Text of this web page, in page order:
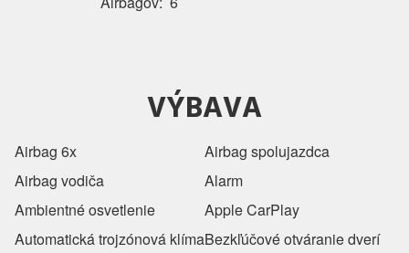
VÝBAVA
Airbag 6x
Airbag spolujazdca
Airbag vodiča
Alarm
Ambientné osvetlenie
Apple CarPlay
Automatická trojzónová klímaBezkľúčové otváranie dverí